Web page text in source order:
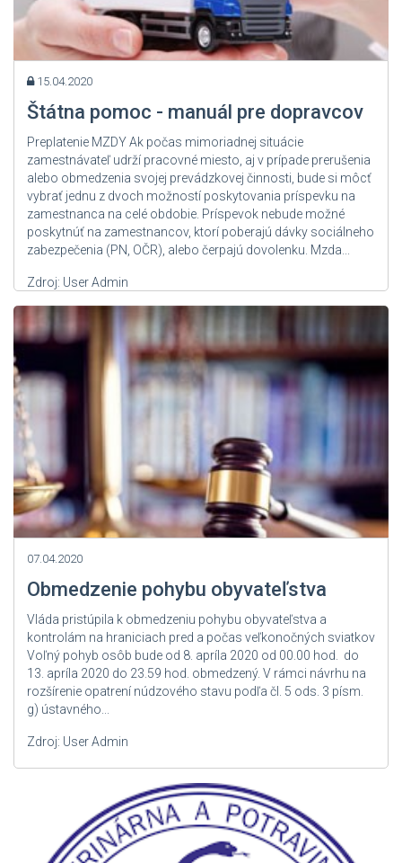
15.04.2020
Štátna pomoc - manuál pre dopravcov
Preplatenie MZDY Ak počas mimoriadnej situácie
zamestnávateľ udrží pracovné miesto, aj v prípade prerušenia
alebo obmedzenia svojej prevádzkovej činnosti, bude si môcť
vybrať jednu z dvoch možností poskytovania príspevku na
zamestnanca na celé obdobie. Príspevok nebude možné
poskytnúť na zamestnancov, ktorí poberajú dávky sociálneho
zabezpečenia (PN, OČR), alebo čerpajú dovolenku. Mzda...
Zdroj: User Admin
07.04.2020
Obmedzenie pohybu obyvateľstva
Vláda pristúpila k obmedzeniu pohybu obyvateľstva a
kontrolám na hraniciach pred a počas veľkonočných sviatkov
Voľný pohyb osôb bude od 8. apríla 2020 od 00.00 hod. do
13. apríla 2020 do 23.59 hod. obmedzený. V rámci návrhu na
rozšírenie opatrení núdzového stavu podľa čl. 5 ods. 3 písm.
g) ústavného...
Zdroj: User Admin